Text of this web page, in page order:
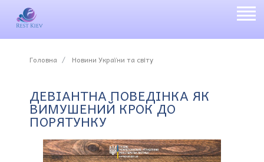
Головна Новини України та світу
ДЕВІАНТНА ПОВЕДІНКА ЯК
ВИМУШЕНИЙ КРОК ДО
ПОРЯТУНКУ